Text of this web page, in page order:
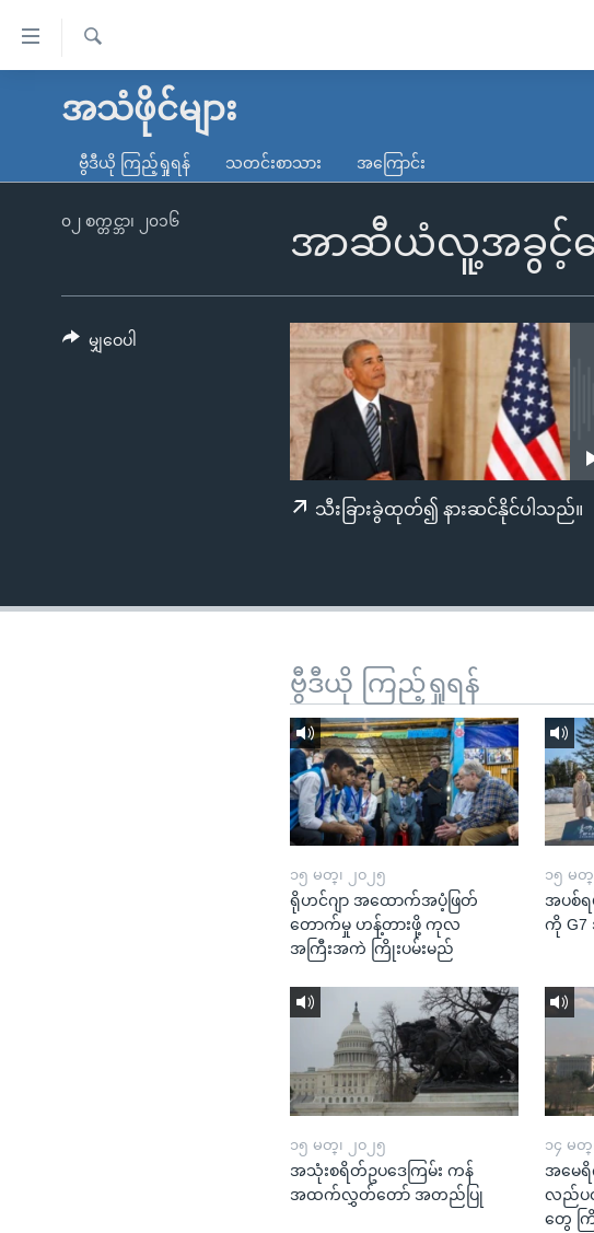
လွယ်ကူ
သည့်
ကျော်
မူလစာမျက်နှာ
ကမ္ဘာ့သတင်းများ
နိုင်ငံတကာ
တရုတ်
အစ္စရေး-ပါလက်စတိုင်း
ရပ်ဝန်းတခု လမ်းတခု အလွန်
အင်္ဂလိပ်စာလေ့လာမယ်
ရ
အသံဖိုင်များ
ဗွီဒီယို ကြည့်ရှုရန် သတင်းစာသား အကြောင်း
အာဆီယံလူ့အခွင့်ရေ
၀၂ စက္တင္ဘာ၊ ၂၀၁၆
သီးခြားခွဲထုတ်၍ နားဆင်နိုင်ပါသည်။
မျှဝေပါ
ဗွီဒီယို ကြည့်ရှုရန်
၁၅ မတ္၊ ၂၀၂၅
ရိုဟင်ဂျာ အထောက်အပံ့ဖြတ်
တောက်မှု ဟန့်တားဖို့ ကုလ
အကြီးအကဲ ကြိုးပမ်းမည်
၁၅ မတ္
အပစ်ရ
ကို
၁၅ မတ္၊ ၂၀၂၅
အသုံးစရိတ်ဥပဒေကြမ်း ကန်
အထက်လွှတ်တော် အတည်ပြု
၁၄ မတ္
အမေ
လည်ပ
တွေ ကြို